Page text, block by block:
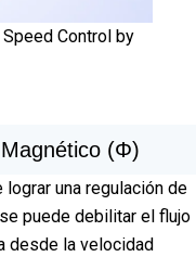
Control by
(Φ)
una regulación de
puede debilitar el flujo
desde la velocidad